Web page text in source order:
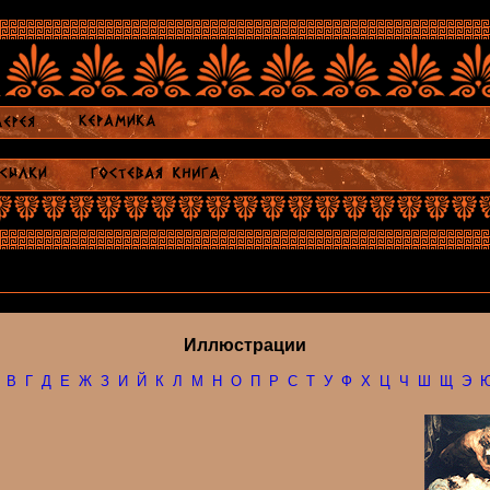
Иллюстрации
В Г Д Е Ж З И Й К Л М Н О П Р С Т У Ф Х Ц Ч Ш Щ Э